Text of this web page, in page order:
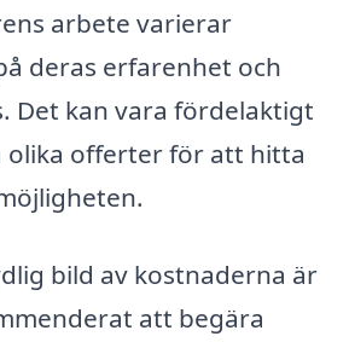
arbete varierar
deras erfarenhet och
Det kan vara fördelaktigt
olika offerter för att hitta
bild av kostnaderna är
att begära